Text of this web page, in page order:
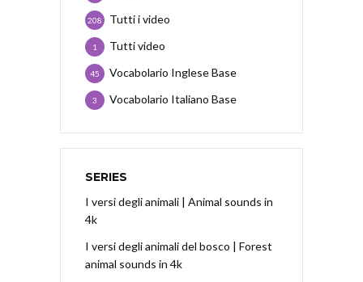
Tutti i video
208
Tutti video
1
Vocabolario Inglese Base
45
Vocabolario Italiano Base
3
SERIES
I versi degli animali | Animal sounds in
4k
I versi degli animali del bosco | Forest
animal sounds in 4k